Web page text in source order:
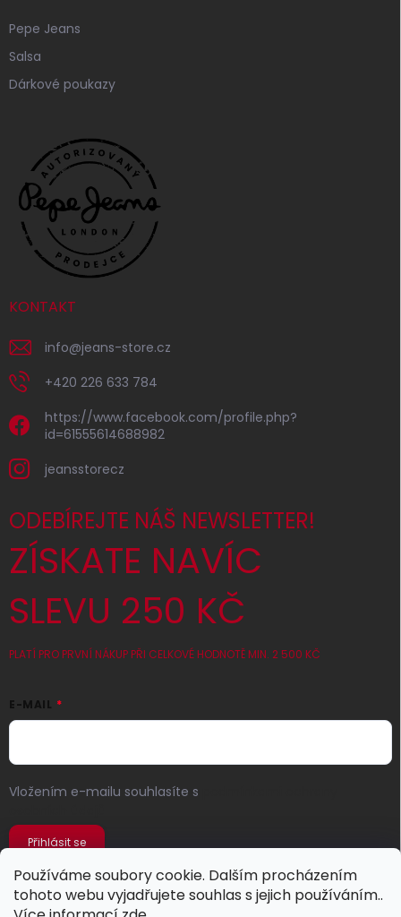
Používáme soubory cookie. Dalším procházením
tohoto webu vyjadřujete souhlas s jejich používáním..
Pepe Jeans
Salsa
Dárkové poukazy
KONTAKT
info@jeans-store.cz
+420 226 633 784
https://www.facebook.com/profile.php?
id=61555614688982
jeansstorecz
ODEBÍREJTE NÁŠ NEWSLETTER!
ZÍSKATE NAVÍC
SLEVU 250 KČ
PLATÍ PRO PRVNÍ NÁKUP PŘI CELKOVÉ HODNOTĚ MIN. 2 500 KČ
E-MAIL
Vložením e-mailu souhlasíte s
Přihlásit se